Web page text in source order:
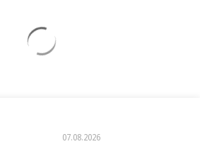
07.08.2026